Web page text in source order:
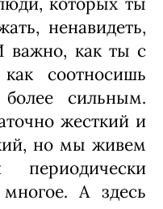
Сегодня
а завтра ты
другие вещи.
что дает
получить
впечатление,
Иногда
в зал с